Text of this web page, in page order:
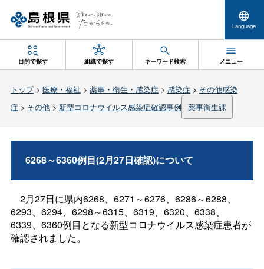
Language
目的で探す 組織で探す キーワード検索 メニュー
トップ> 医療・福祉 > 薬事・衛生・感染症 > 感染症 > その他感染
症 > その他> 新型コロナウイルス感染症確認事例 薬事衛生課
6268～6360例目(2月27日確認)について
2月27日に県内6268、6271～6276、6286～6288、
6293、6294、6298～6315、6319、6320、6338、
6339、6360例目となる新型コロナウイルス感染症患者が
確認されました。